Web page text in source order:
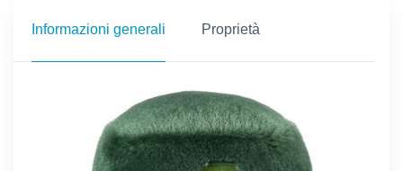
Informazioni generali Proprietà